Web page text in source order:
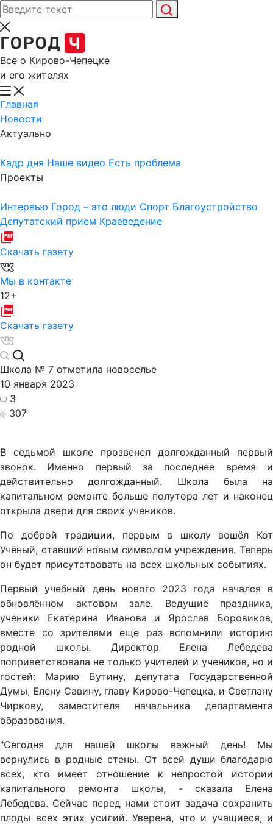
Все о Кирово-Чепецке
и его жителях
Главная
Новости
Актуально
Кадр дня Наше видео Есть проблема
Проекты
Интервью Город – это люди Спорт Благоустройство
Депутатский прием Краеведение
Скачать газету
Мы в контакте
12+
Скачать газету
Школа № 7 отметила новоселье
10 января 2023
3
307
В седьмой школе прозвенел долгожданный первый
звонок. Именно первый за последнее время и
действительно долгожданный. Школа была на
капитальном ремонте больше полутора лет и наконец
открыла двери для своих учеников.
По доброй традиции, первым в школу вошёл Кот
Учёный, ставший новым символом учреждения. Теперь
он будет присутствовать на всех школьных событиях.
Первый учебный день нового 2023 года начался в
обновлённом актовом зале. Ведущие праздника,
ученики Екатерина Иванова и Ярослав Боровиков,
вместе со зрителями еще раз вспомнили историю
родной школы. Директор Елена Лебедева
поприветствовала не только учителей и учеников, но и
гостей: Марию Бутину, депутата Государственной
Думы, Елену Савину, главу Кирово-Чепецка, и Светлану
Чиркову, заместителя начальника департамента
образования.
"Сегодня для нашей школы важный день! Мы
вернулись в родные стены. От всей души благодарю
всех, кто имеет отношение к непростой истории
капитального ремонта школы, - сказала Елена
Лебедева. Сейчас перед нами стоит задача сохранить
плоды всех этих усилий. Уверена, что и учащиеся, и